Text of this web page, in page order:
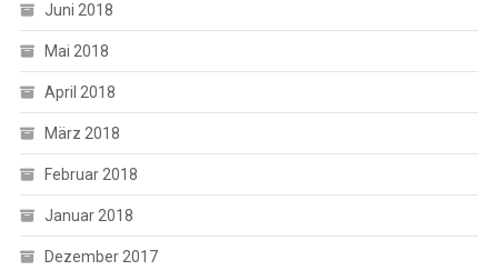
Juni 2018
Mai 2018
April 2018
März 2018
Februar 2018
Januar 2018
Dezember 2017